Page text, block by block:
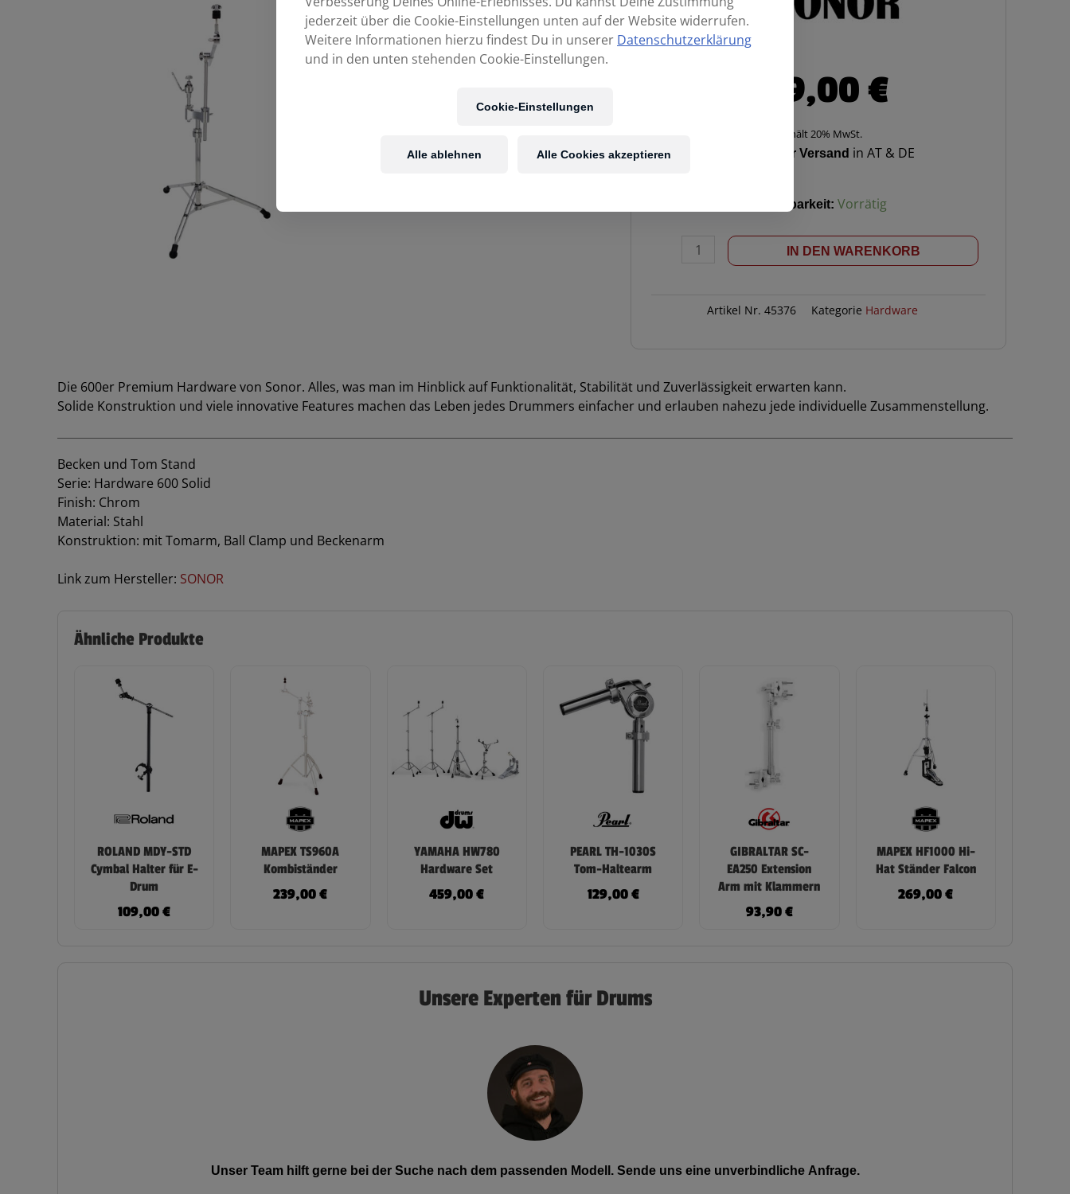
399,00€
Enthält 20% MwSt.
Kostenloser Versand in AT & DE
Verfügbarkeit: Vorrätig
Becken/Tom
IN DEN WARENKORB
Artikel Nr. 45376 Kategorie Hardware
Die 600er Premium Hardware von Sonor. Alles, was man im Hinblick auf Funktionalität, Stabilität und Zuverlässigkeit erwarten kann.
Solide Konstruktion und viele innovative Features machen das Leben jedes Drummers einfacher und erlauben nahezu jede individuelle Zusammenstellung.
Becken und Tom Stand
Serie: Hardware 600 Solid
Finish: Chrom
Material: Stahl
Konstruktion: mit Tomarm, Ball Clamp und Beckenarm
Link zum Hersteller: SONOR
Ähnliche Produkte
ROLAND MDY-STD
Cymbal Halter für E-
Drum
109,00€
MAPEX TS960A
Kombiständer
239,00€
YAMAHA HW780
Hardware Set
459,00€
PEARL TH-1030S
Tom-Haltearm
129,00€
GIBRALTAR SC-
EA250 Extension
Arm mit Klammern
93,90€
MAPEX HF1000 Hi-
Hat Ständer Falcon
269,00€
Unsere Experten für Drums
Unser Team hilft gerne bei der Suche nach dem passenden Modell. Sende uns eine unverbindliche Anfrage.
jederzeit über die Cookie-Einstellungen unten auf der Website widerrufen.
Weitere Informationen hierzu findest Du in unserer Datenschutzerklärung
und in den unten stehenden Cookie-Einstellungen.
Cookie-Einstellungen
Alle ablehnen Alle Cookies akzeptieren